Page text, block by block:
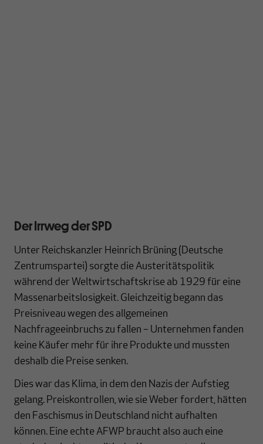
Der Irrweg der SPD
Unter Reichskanzler Heinrich Brüning (Deutsche
Zentrumspartei) sorgte die Austeritätspolitik
während der Weltwirtschaftskrise ab 1929 für eine
Massenarbeitslosigkeit. Gleichzeitig begann das
Preisniveau wegen des allgemeinen
Nachfrageeinbruchs zu fallen – Unternehmen fanden
keine Käufer mehr für ihre Produkte und mussten
deshalb die Preise senken.
Dies war das Klima, in dem den Nazis der Aufstieg
gelang. Preiskontrollen, wie sie Weber fordert, hätten
den Faschismus in Deutschland nicht aufhalten
können. Eine echte AFWP braucht also auch eine